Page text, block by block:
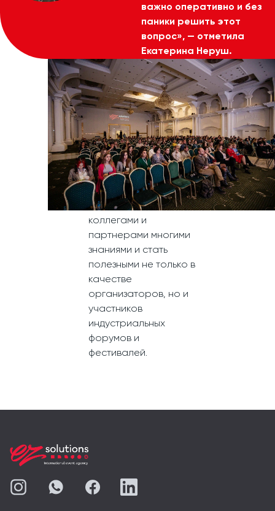
важно оперативно и без
паники решить этот
вопрос», — отметила
Екатерина Неруш.
Клиенты компании
отмечают нашу
быструю реакцию на
любые изменения до и
во время ивента.
Это выступление
стало дебютным, но мы
уверены, что сможем
поделиться с
коллегами и
партнерами многими
знаниями и стать
полезными не только в
качестве
организаторов, но и
участников
индустриальных
форумов и
фестивалей.